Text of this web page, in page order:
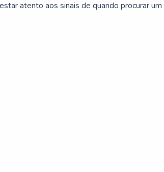
atento aos sinais de quando procurar um